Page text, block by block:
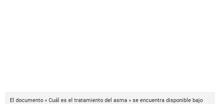
El documento « Cuál es el tratamiento del asma » se encuentra disponible bajo